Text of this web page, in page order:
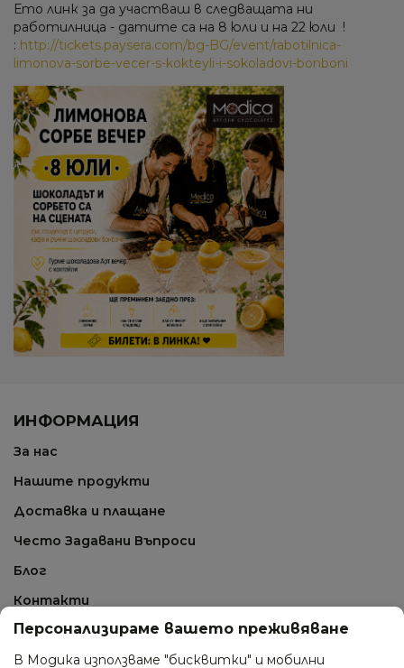
Ето линк за да участваш в следващата ни
работилница - датите са на 8 юли и на 22 юли !
: http://tickets.paysera.com/bg-BG/event/rabotilnica-
limonova-sorbe-vecer-s-kokteyli-i-sokoladovi-bonboni
ИНФОРМАЦИЯ
За нас
Нашите продукти
Доставка и плащане
Често Задавани Въпроси
Блог
Контакти
Персонализираме вашето преживяване
В Модика използваме "бисквитки" и мобилни